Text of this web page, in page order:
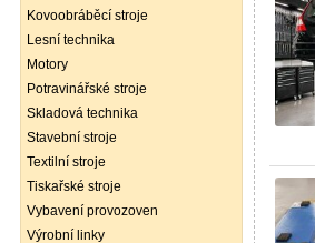
Kovoobráběcí stroje
Lesní technika
Motory
Potravinářské stroje
Skladová technika
Stavební stroje
Textilní stroje
Tiskařské stroje
Vybavení provozoven
Výrobní linky